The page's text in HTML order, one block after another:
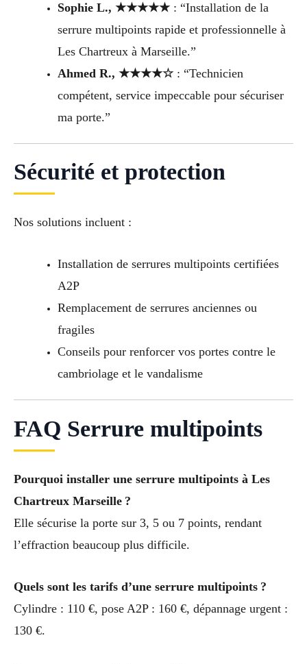
Sophie L., ★★★★★: “Installation de la
serrure multipoints rapide et professionnelle à
Les Chartreux à Marseille.”
Ahmed R., ★★★★☆: “Technicien
compétent, service impeccable pour sécuriser
ma porte.”
Sécurité et protection
Nos solutions incluent :
Installation de serrures multipoints certifiées
A2P
Remplacement de serrures anciennes ou
fragiles
Conseils pour renforcer vos portes contre le
cambriolage et le vandalisme
FAQ Serrure multipoints
Pourquoi installer une serrure multipoints à Les
Chartreux Marseille ?
Elle sécurise la porte sur 3, 5 ou 7 points, rendant
l’effraction beaucoup plus difficile.
Quels sont les tarifs d’une serrure multipoints ?
Cylindre : 110 €, pose A2P : 160 €, dépannage urgent :
130 €.